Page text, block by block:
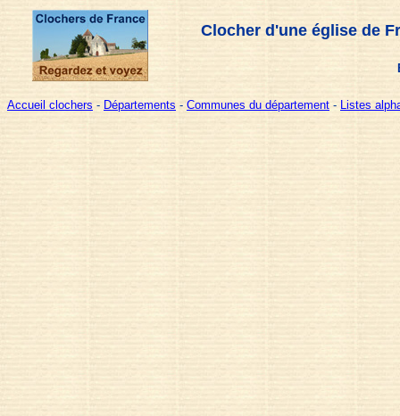
Clocher d'une église de
Accueil clochers - Départements - Communes du département - Listes